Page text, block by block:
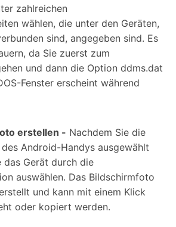
zahlreichen
wählen, die unter den Geräten,
sind, angegeben sind. Es
da Sie zuerst zum
und dann die Option ddms.dat
Fenster erscheint während
erstellen - Nachdem Sie die
Android-Handys ausgewählt
das Gerät durch die
auswählen. Das Bildschirmfoto
und kann mit einem Klick
oder kopiert werden.